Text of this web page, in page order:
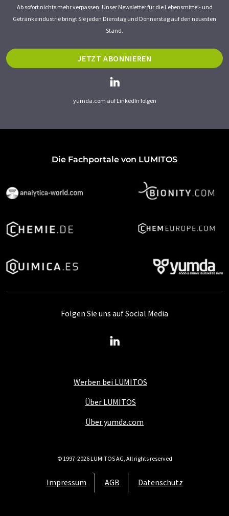
Ab sofort nichts mehr verpassen: Unser Newsletter für die Lebensmittel- und
Getränkeindustrie bringt Sie jeden Dienstag und Donnerstag auf den neuesten
Stand.
JETZT ABONNIEREN
yumda.com auf LinkedIn folgen
Die Fachportale von LUMITOS
Werben bei LUMITOS
Über LUMITOS
Über yumda.com
Impressum AGB Datenschutz
Folgen Sie uns auf Social Media
© 1997-2026 LUMITOS AG, All rights reserved